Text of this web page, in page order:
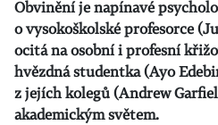
Obvinění je napínavé
o vysokoškolské profesorce
ocitá na osobní i profesní
hvězdná studentka (Ayo
z jejích kolegů (Andrew
akademickým světem.